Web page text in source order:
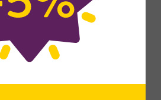
per il reso? Noi li
a 365! Siamo certi che
prodotti sarà superiore